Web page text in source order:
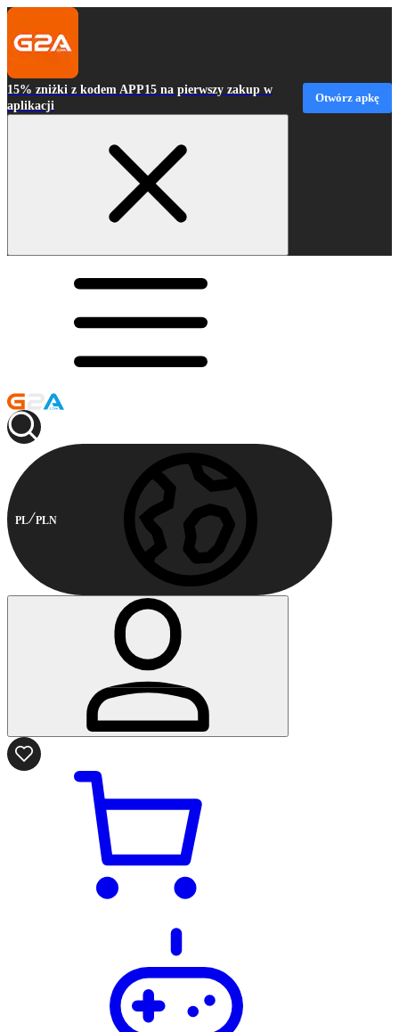
15% zniżki z kodem APP15 na pierwszy zakup w
aplikacji
Otwórz apkę
PL PLN